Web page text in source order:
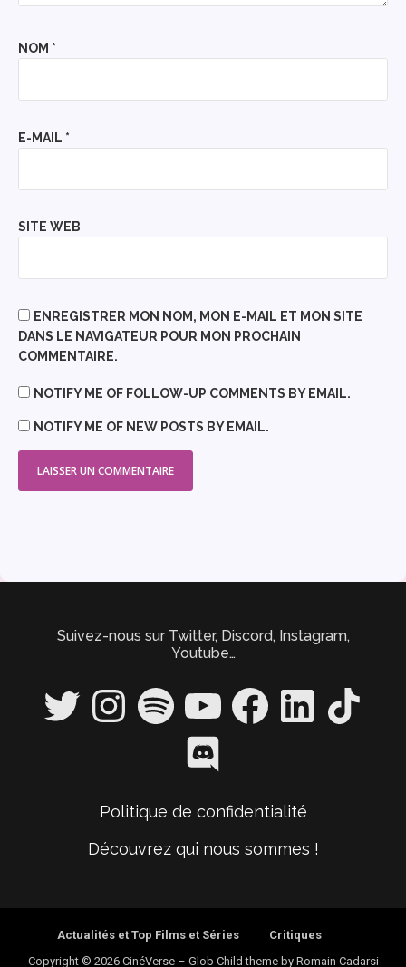
NOM *
E-MAIL *
SITE WEB
ENREGISTRER MON NOM, MON E-MAIL ET MON SITE
DANS LE NAVIGATEUR POUR MON PROCHAIN
COMMENTAIRE.
NOTIFY ME OF FOLLOW-UP COMMENTS BY EMAIL.
NOTIFY ME OF NEW POSTS BY EMAIL.
Suivez-nous sur Twitter, Discord, Instagram,
Youtube…
Twitter InstagramSpotify YouTube FacebookLinkedIn TikTok
Discord
Politique de confidentialité
Découvrez qui nous sommes !
Actualités et Top Films et Séries
Critiques
Copyright © 2026 CinéVerse – Glob Child theme by Romain Cadarsi